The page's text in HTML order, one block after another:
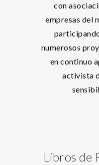
con
empresas del
numerosos
en continuo
activista
Libros de